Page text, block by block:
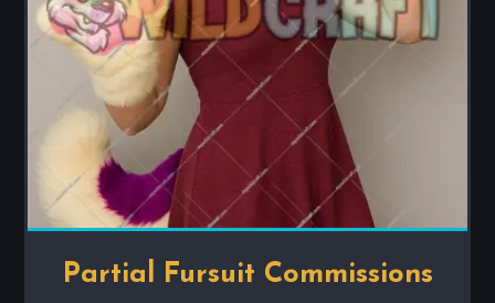
Partial Fursuit Commissions